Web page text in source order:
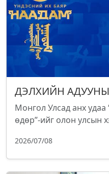
ДЭЛХИЙН
Монгол Улсад анх удаа
өдөр”-ийг олон улсын
2026/07/08